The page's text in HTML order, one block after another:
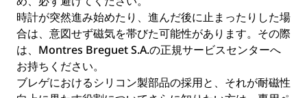
時計が突然進み始めたり、進んだ後に止まったりした場
合は、意図せず磁気を帯びた可能性があります。その際
は、Montres Breguet S.A.の正規サービスセンターへ
お持ちください。
ブレゲにおけるシリコン製部品の採用と、それが耐磁性